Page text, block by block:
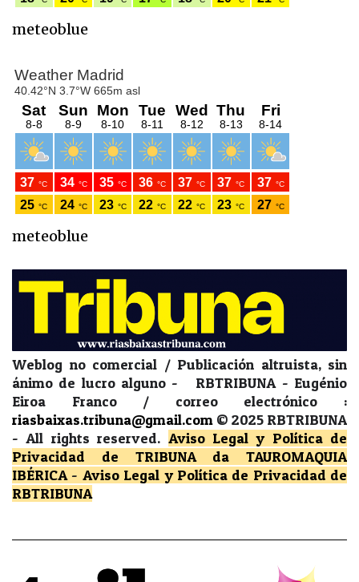
meteoblue
meteoblue
Weblog no comercial / Publicación altruista, sin
ánimo de lucro alguno - RBTRIBUNA - Eugénio
Eiroa Franco / correo electrónico :
riasbaixas.tribuna@gmail.com © 2025 RBTRIBUNA
-All rights reserved. Aviso Legal y Política de
Privacidad
de TRIBUNA da TAUROMAQUIA
IBÉRICA- Aviso Legal y Política de Privacidad de
RBTRIBUNA